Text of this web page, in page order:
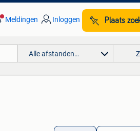
Meldingen Inloggen Plaats
Alle afstanden…